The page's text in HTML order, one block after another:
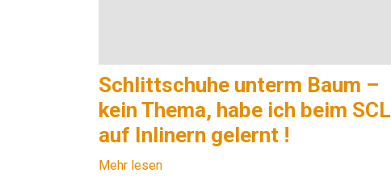
Schlittschuhe unterm Baum –
kein Thema, habe ich beim SCL
auf Inlinern gelernt !
Mehr lesen